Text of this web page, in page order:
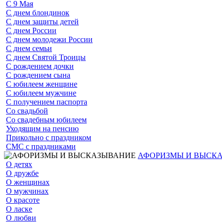
С 9 Мая
С днем блондинок
С днем защиты детей
С днем России
С днем молодежи России
С днем семьи
С днем Святой Троицы
С рождением дочки
С рождением сына
С юбилеем женщине
С юбилеем мужчине
С получением паспорта
Со свадьбой
Со свадебным юбилеем
Уходящим на пенсию
Прикольно с праздником
СМС с праздниками
АФОРИЗМЫ И
О детях
О дружбе
О женщинах
О мужчинах
О красоте
О ласке
О любви